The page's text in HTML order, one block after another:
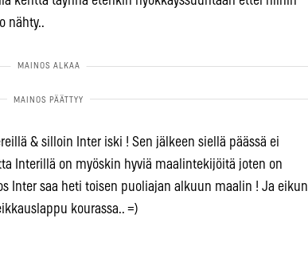
nähty..
& silloin Inter iski ! Sen jälkeen siellä päässä ei
Interillä on myöskin hyviä maalintekijöitä joten on
Inter saa heti toisen puoliajan alkuun maalin ! Ja eikun
kourassa.. =)